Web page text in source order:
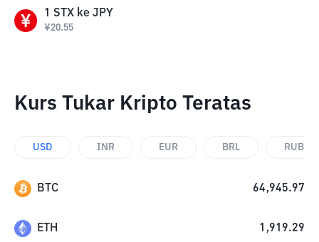
1 STX ke JPY
¥20.55
Kurs Tukar Kripto Teratas
USD INR EUR BRL RUB
BTC 64,945.97
ETH 1,919.29